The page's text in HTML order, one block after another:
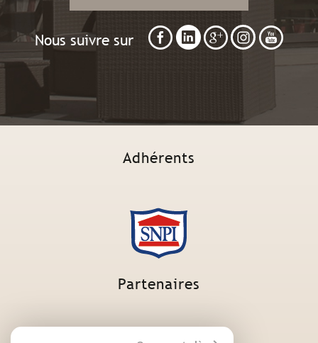
Nous suivre sur
Adhérents
Partenaires